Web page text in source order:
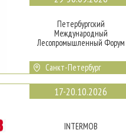
Петербургский
Международный
Лесопромышленный Форум
Санкт-Петербург
17-20.10.2026
INTERMOB